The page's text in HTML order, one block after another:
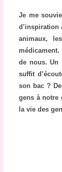
Je me
d’inspiration
animaux,
de nous. Un
suffit
son bac ?
gens à notre
la vie des